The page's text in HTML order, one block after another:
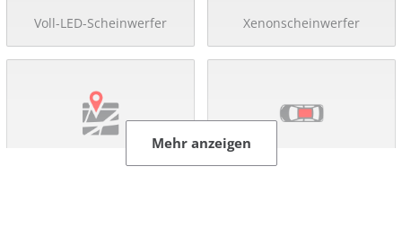
Voll-LED-Scheinwerfer Xenonscheinwerfer
Schiebe-/ Panoramadach
Mehr anzeigen